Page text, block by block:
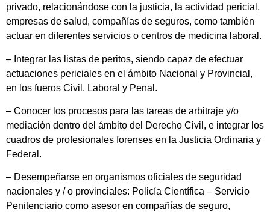
privado, relacionándose con la justicia, la actividad pericial,
empresas de salud, compañías de seguros, como también
actuar en diferentes servicios o centros de medicina laboral.
– Integrar las listas de peritos, siendo capaz de efectuar
actuaciones periciales en el ámbito Nacional y Provincial,
en los fueros Civil, Laboral y Penal.
– Conocer los procesos para las tareas de arbitraje y/o
mediación dentro del ámbito del Derecho Civil, e integrar los
cuadros de profesionales forenses en la Justicia Ordinaria y
Federal.
– Desempeñarse en organismos oficiales de seguridad
nacionales y / o provinciales: Policía Científica – Servicio
Penitenciario como asesor en compañías de seguro,